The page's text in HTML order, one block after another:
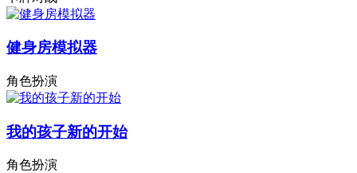
健身房模拟器
角色扮演
我的孩子新的开始
角色扮演